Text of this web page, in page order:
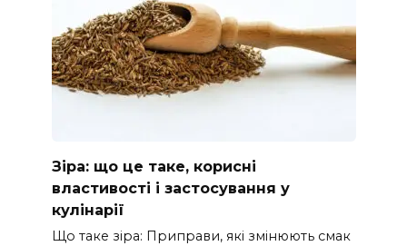
Зіра: що це таке, корисні
властивості і застосування у
кулінарії
Що таке зіра: Приправи, які змінюють смак